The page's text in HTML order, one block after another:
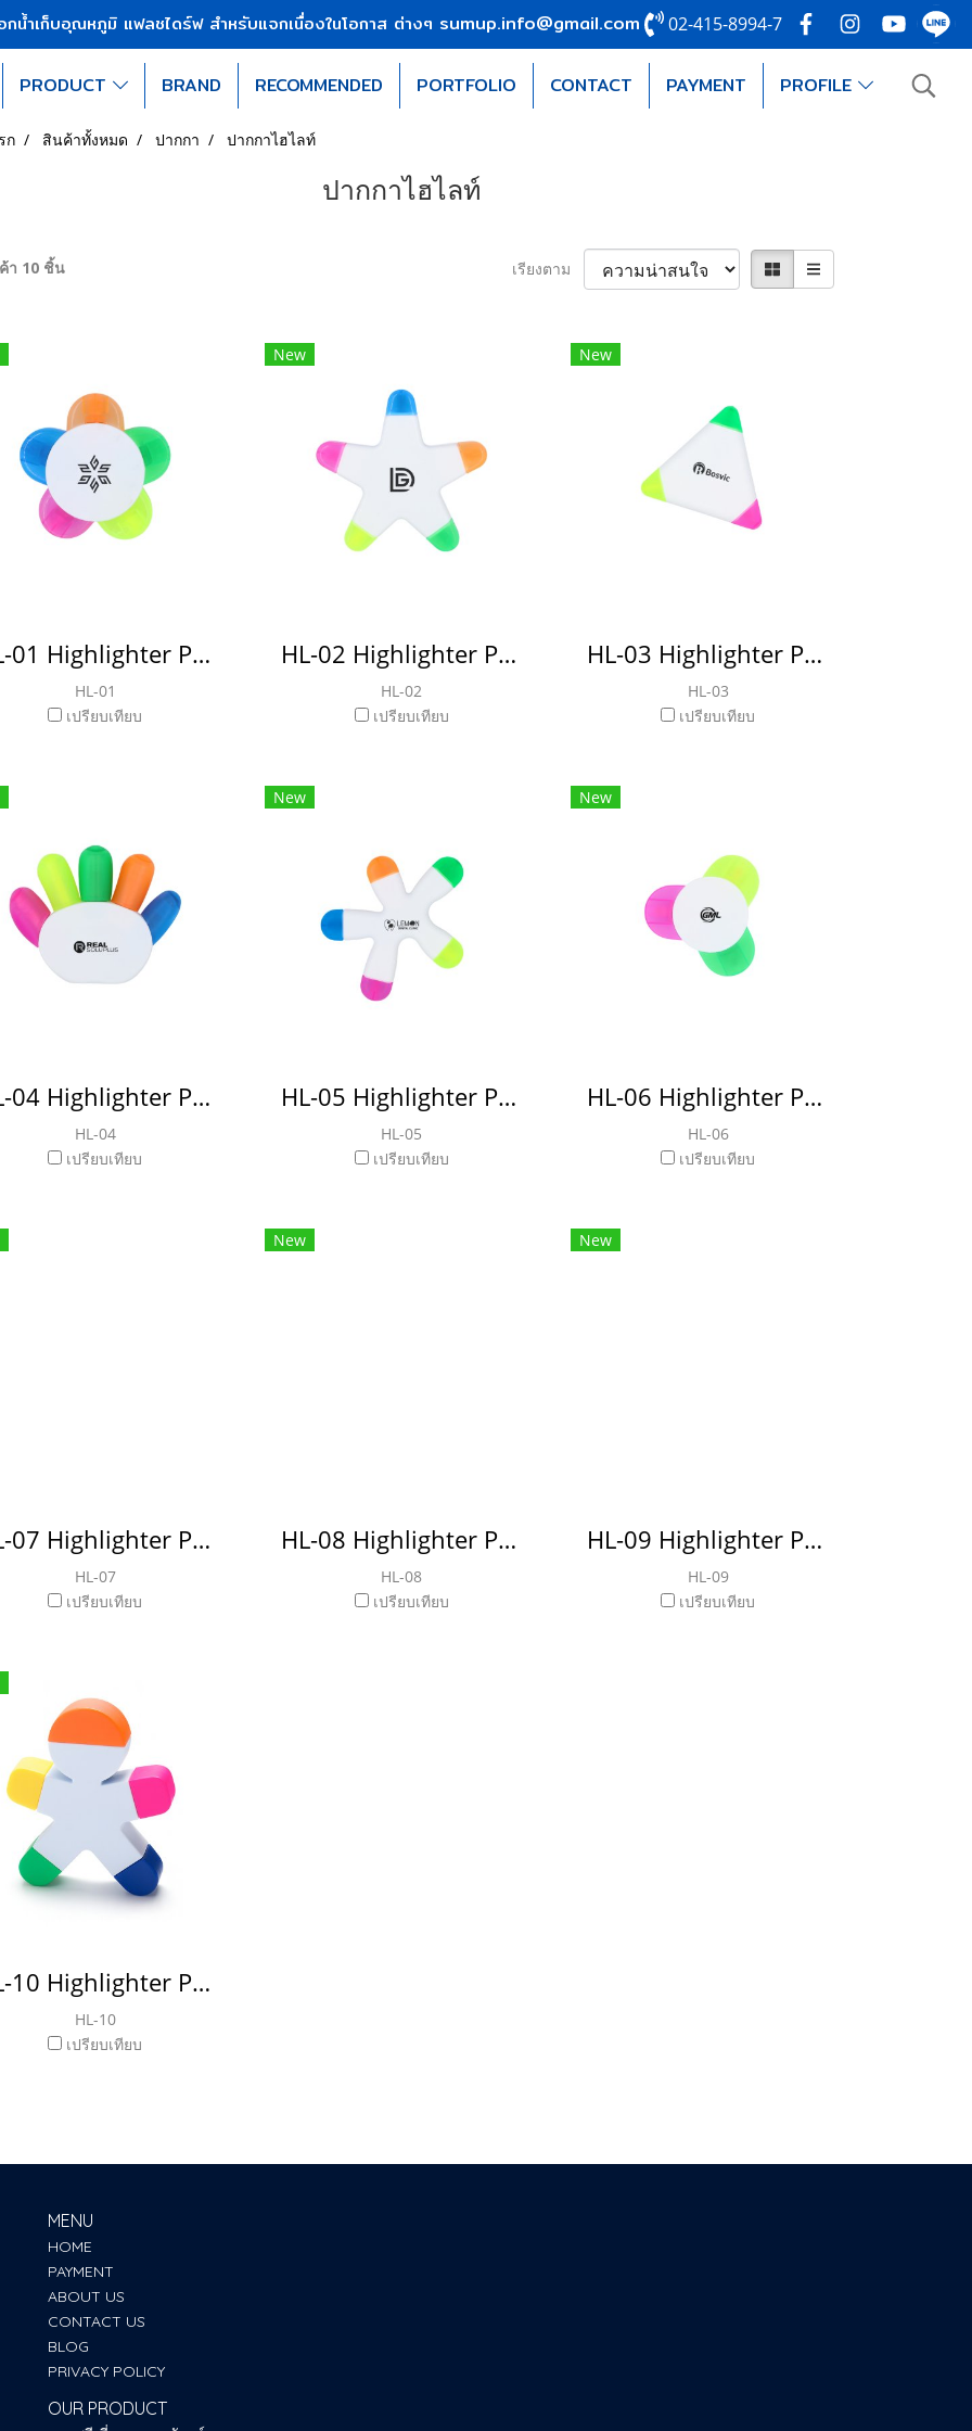
น้ำเก็บอุณหภูมิ แฟลชไดร์ฟ สำหรับแจกเนื่องในโอกาส ต่างๆ sumup.info@gmail.com 02-415-8994-7
PRODUCT BRAND RECOMMENDED PORTFOLIO CONTACT PAYMENT PROFILE
ก สินค้าทั้งหมด ปากกา ปากกาไฮไลท์
ปากกาไฮไลท์
า 10 ชิ้น เรียงตาม
HL-01 Highlighter Pen ปากกาไฮไลท์
HL-01
เปรียบเทียบ
New
HL-02 Highlighter Pen ปากกาไฮไลท์
HL-02
เปรียบเทียบ
New
HL-03 Highlighter Pen ปากกาไฮไลท์
HL-03
เปรียบเทียบ
HL-04 Highlighter Pen ปากกาไฮไลท์
HL-04
เปรียบเทียบ
New
HL-05 Highlighter Pen ปากกาไฮไลท์
HL-05
เปรียบเทียบ
New
HL-06 Highlighter Pen ปากกาไฮไลท์
HL-06
เปรียบเทียบ
HL-07 Highlighter Pen ปากกาไฮไลท์
HL-07
เปรียบเทียบ
New
HL-08 Highlighter Pen ปากกาไฮไลท์
HL-08
เปรียบเทียบ
New
HL-09 Highlighter Pen ปากกาไฮไลท์
HL-09
เปรียบเทียบ
HL-10 Highlighter Pen ปากกาไฮไลท์
HL-10
เปรียบเทียบ
MENU
HOME
PAYMENT
ABOUT US
CONTACT US
BLOG
PRIVACY POLICY
OUR PRODUCT